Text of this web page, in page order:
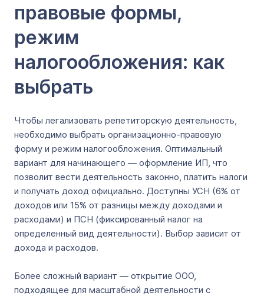
правовые формы,
режим
налогообложения: как
выбрать
Чтобы легализовать репетиторскую деятельность,
необходимо выбрать организационно-правовую
форму и режим налогообложения. Оптимальный
вариант для начинающего — оформление ИП, что
позволит вести деятельность законно, платить налоги
и получать доход официально. Доступны УСН (6% от
доходов или 15% от разницы между доходами и
расходами) и ПСН (фиксированный налог на
определенный вид деятельности). Выбор зависит от
дохода и расходов.
Более сложный вариант — открытие ООО,
подходящее для масштабной деятельности с